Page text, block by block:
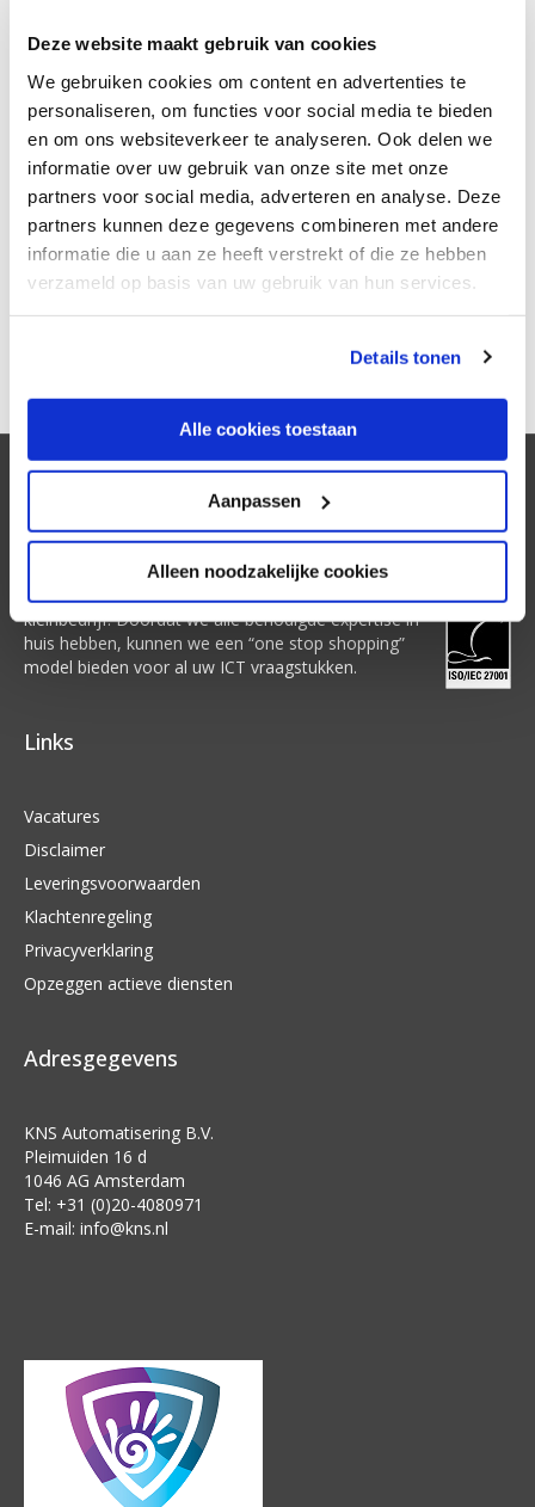
Deze website maakt gebruik van cookies
We gebruiken cookies om content en advertenties te
personaliseren, om functies voor social media te bieden
en om ons websiteverkeer te analyseren. Ook delen we
informatie over uw gebruik van onze site met onze
partners voor social media, adverteren en analyse. Deze
partners kunnen deze gegevens combineren met andere
informatie die u aan ze heeft verstrekt of die ze hebben
verzameld op basis van uw gebruik van hun services.
Details tonen
Alle cookies toestaan
Aanpassen
Alleen noodzakelijke cookies
heet de GDPR, een wetgeving die de opvolger zal worden van
de databeschermingsrichtlijn uit 1995. Stijn Sarneel heeft onze
klanten inzicht gegeven in de GDPR en hoe zij kunnen voldoen
aan de eisen van deze wet.
Wat is de GDPR ook al weer?
De GDPR is een Europese privacy richtlijn die in Nederland de
AVG (algemene verordening gegevensbescherming) wordt
genoemd. De GDPR gaat over de bescherming van natuurlijke
personen in verband met de verwerking van
persoonsgegevens en betreffende het vrije verkeer van die
gegevens.
Geplaatst inBlogen getagd metict,privacy,security
Al sinds 1995 verzorgt KNS Automatisering
complete ICT oplossingen voor het midden- en
kleinbedrijf. Doordat we alle benodigde expertise in
huis hebben, kunnen we een “one stop shopping”
model bieden voor al uw ICT vraagstukken.
Links
Vacatures
Disclaimer
Leveringsvoorwaarden
Klachtenregeling
Privacyverklaring
Opzeggen actieve diensten
Adresgegevens
KNS Automatisering B.V.
Pleimuiden 16 d
1046 AG Amsterdam
Tel: +31 (0)20-4080971
E-mail: info@kns.nl